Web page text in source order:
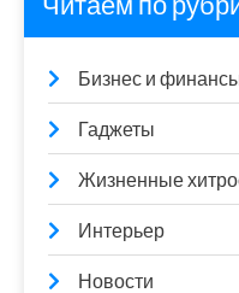
Бизнес и
Гаджеты
Жизненные
Интерьер
Новости